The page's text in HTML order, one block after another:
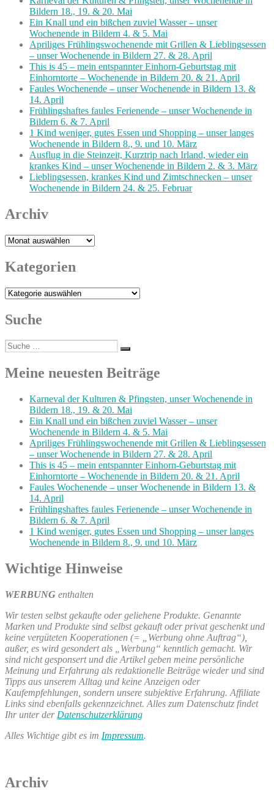
Bildern 18., 19. & 20. Mai
Ein Knall und ein bißchen zuviel Wasser – unser
Wochenende in Bildern 4. & 5. Mai
Apriliges Frühlingswochenende mit Grillen & Lieblingsessen
– unser Wochenende in Bildern 27. & 28. April
This is 45 – mein entspannter Einhorn-Geburtstag mit
Einhorntorte – Wochenende in Bildern 20. & 21. April
Faules Wochenende – unser Wochenende in Bildern 13. &
14. April
Frühlingshaftes faules Ferienende – unser Wochenende in
Bildern 6. & 7. April
1 Kind weniger, gutes Essen und Shopping – unser langes
Wochenende in Bildern 8., 9. und 10. März
Ausflug in die Steinzeit, Kurztrip nach Irland, wieder ein
krankes Kind – unser Wochenende in Bildern 2. & 3. März
Lieblingsessen, krankes Kind und Zimtschnecken – unser
Wochenende in Bildern 24. & 25. Februar
Archiv
Archiv
Kategorien
Kategorien
Suche
Suche
nach:
Suchen
Meine neuesten Beiträge
Karneval der Kulturen & Pfingsten, unser Wochenende in
Bildern 18., 19. & 20. Mai
Ein Knall und ein bißchen zuviel Wasser – unser
Wochenende in Bildern 4. & 5. Mai
Apriliges Frühlingswochenende mit Grillen & Lieblingsessen
– unser Wochenende in Bildern 27. & 28. April
This is 45 – mein entspannter Einhorn-Geburtstag mit
Einhorntorte – Wochenende in Bildern 20. & 21. April
Faules Wochenende – unser Wochenende in Bildern 13. &
14. April
Frühlingshaftes faules Ferienende – unser Wochenende in
Bildern 6. & 7. April
1 Kind weniger, gutes Essen und Shopping – unser langes
Wochenende in Bildern 8., 9. und 10. März
Wichtige Hinweise
WERBUNG enthalten
Wir testen selbst gekaufte oder geliehene Produkte. Genannte
Marken und Produkte sind selbst gekauft oder privat geschenkt und
keine vergüteten Kooperationen (= „Werbung ohne Auftrag“),
außer, es wird gesondert als „Werbung“ kenntlich gemacht. Wir
sind nicht gesponsert und die Artikel geben meine persönliche
Meinung und Erfahrung als redaktionelle Beiträge wieder und sind
Tipps aus unserem Alltag und keine Anzeigen oder
Kaufempfehlungen, sondern unsere subjektive Erfahrung. Affiliate
Links sind ebenfalls gekennzeichnet. Alles zum Datenschutz findet
Ihr unter der Datenschutzerklärung
Alles Wichtige gibt es im Impressum.
Archiv